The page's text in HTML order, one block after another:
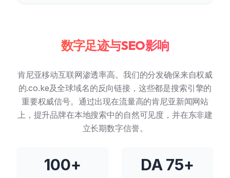
数字足迹与SEO影响
肯尼亚移动互联网渗透率高。我们的分发确保来自权威
的.co.ke及全球域名的反向链接，这些都是搜索引擎的
重要权威信号。通过出现在流量高的肯尼亚新闻网站
上，提升品牌在本地搜索中的自然可见度，并在东非建
立长期数字信誉。
100+ DA 75+